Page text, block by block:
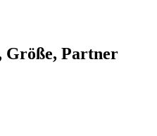
Größe, Partner